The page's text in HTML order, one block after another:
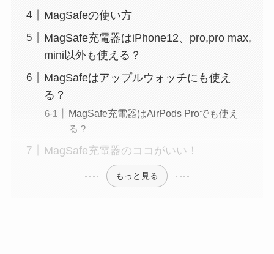
MagSafeの使い方
MagSafe充電器はiPhone12、pro,pro max,
mini以外も使える？
MagSafeはアップルウォッチにも使え
る？
MagSafe充電器はAirPods Proでも使え
る？
MagSafe充電器のココがいい！
もっと見る